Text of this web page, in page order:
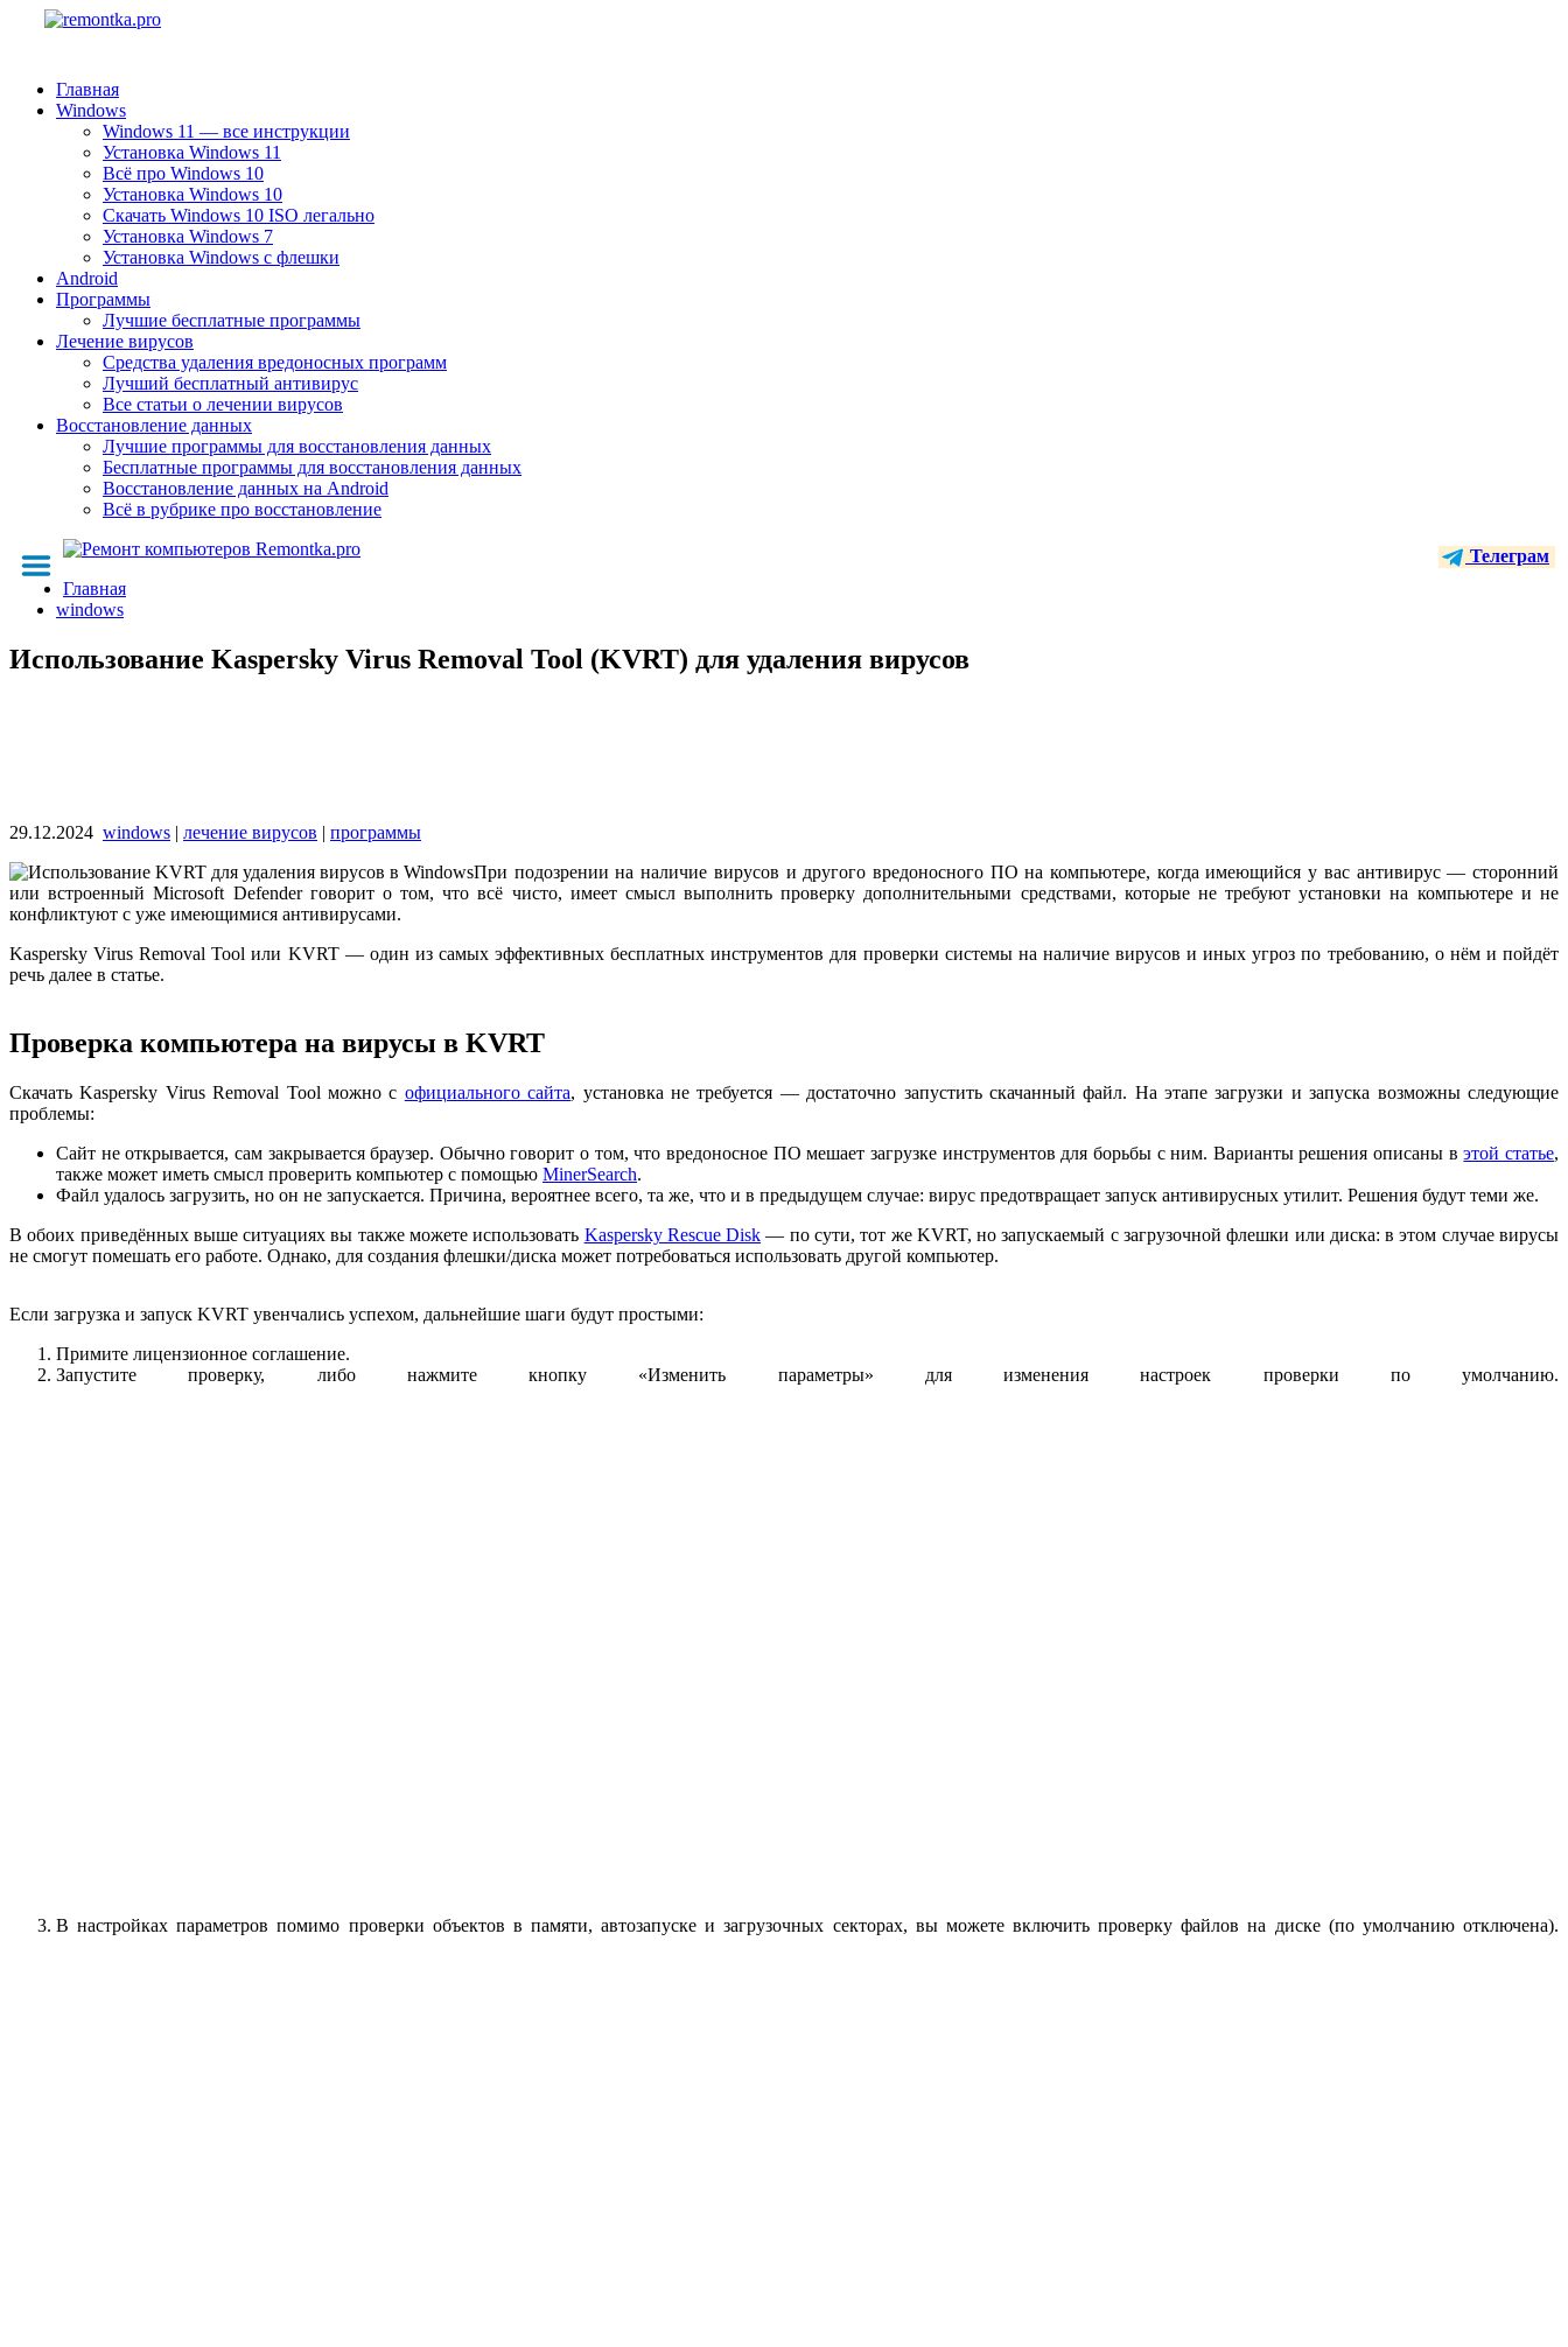
Главная
Windows
Windows 11 — все инструкции
Установка Windows 11
Всё про Windows 10
Установка Windows 10
Скачать Windows 10 ISO легально
Установка Windows 7
Установка Windows с флешки
Android
Программы
Лучшие бесплатные программы
Лечение вирусов
Средства удаления вредоносных программ
Лучший бесплатный антивирус
Все статьи о лечении вирусов
Восстановление данных
Лучшие программы для восстановления данных
Бесплатные программы для восстановления данных
Восстановление данных на Android
Всё в рубрике про восстановление
Телеграм
Главная
windows
Использование Kaspersky Virus Removal Tool (KVRT) для удаления вирусов
29.12.2024 windows | лечение вирусов | программы
При подозрении на наличие вирусов и другого вредоносного ПО на компьютере, когда имеющийся у вас антивирус — сторонний
или встроенный Microsoft Defender говорит о том, что всё чисто, имеет смысл выполнить проверку дополнительными средствами, которые не требуют установки на компьютере и не
конфликтуют с уже имеющимися антивирусами.
Kaspersky Virus Removal Tool или KVRT — один из самых эффективных бесплатных инструментов для проверки системы на наличие вирусов и иных угроз по требованию, о нём и пойдёт
речь далее в статье.
Проверка компьютера на вирусы в KVRT
Скачать Kaspersky Virus Removal Tool можно с официального сайта, установка не требуется — достаточно запустить скачанный файл. На этапе загрузки и запуска возможны следующие
проблемы:
Сайт не открывается, сам закрывается браузер. Обычно говорит о том, что вредоносное ПО мешает загрузке инструментов для борьбы с ним. Варианты решения описаны вэтой статье,
также может иметь смысл проверить компьютер с помощью MinerSearch.
Файл удалось загрузить, но он не запускается. Причина, вероятнее всего, та же, что и в предыдущем случае: вирус предотвращает запуск антивирусных утилит. Решения будут теми же.
В обоих приведённых выше ситуациях вы также можете использовать Kaspersky Rescue Disk — по сути, тот же KVRT, но запускаемый с загрузочной флешки или диска: в этом случае вирусы
не смогут помешать его работе. Однако, для создания флешки/диска может потребоваться использовать другой компьютер.
Если загрузка и запуск KVRT увенчались успехом, дальнейшие шаги будут простыми:
Примите лицензионное соглашение.
Запустите проверку, либо нажмите кнопку «Изменить параметры» для изменения настроек проверки по умолчанию.
В настройках параметров помимо проверки объектов в памяти, автозапуске и загрузочных секторах, вы можете включить проверку файлов на диске (по умолчанию отключена).